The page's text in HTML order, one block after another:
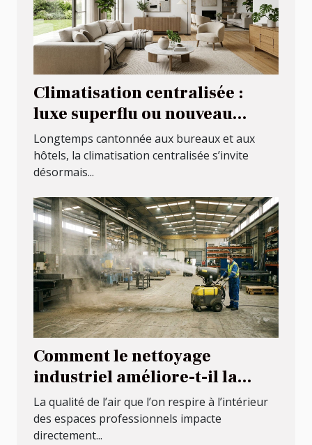
Climatisation centralisée :
luxe superflu ou nouveau
standard familial ?
Longtemps cantonnée aux bureaux et aux
hôtels, la climatisation centralisée s’invite
désormais...
Comment le nettoyage
industriel améliore-t-il la
qualité de l'air intérieur ?
La qualité de l’air que l’on respire à l’intérieur
des espaces professionnels impacte
directement...